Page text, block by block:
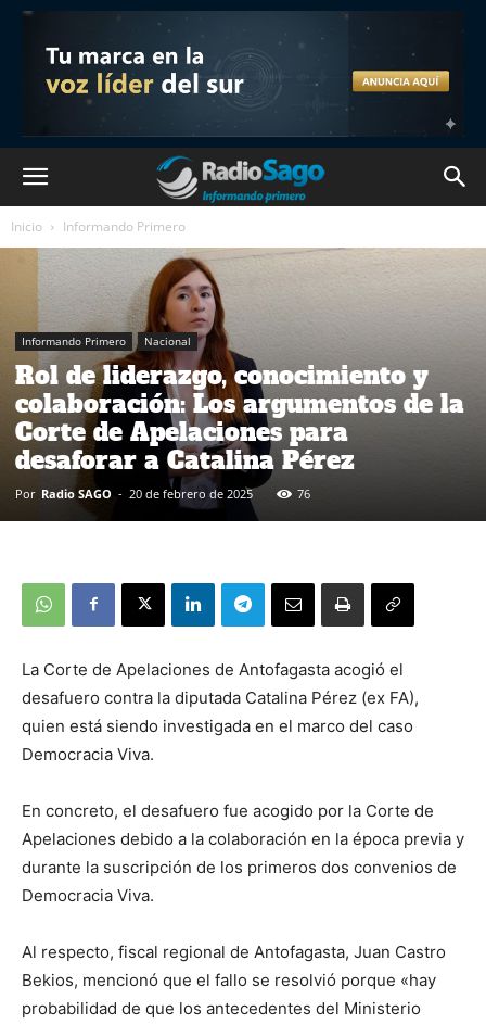
Inicio Informando Primero
Informando Primero Nacional
Rol de liderazgo, conocimiento y
colaboración: Los argumentos de la
Corte de Apelaciones para
desaforar a Catalina Pérez
Por Radio SAGO - 20 de febrero de 2025 76
La Corte de Apelaciones de Antofagasta acogió el
desafuero contra la diputada Catalina Pérez (ex FA),
quien está siendo investigada en el marco del caso
Democracia Viva.
En concreto, el desafuero fue acogido por la Corte de
Apelaciones debido a la colaboración en la época previa y
durante la suscripción de los primeros dos convenios de
Democracia Viva.
Al respecto, fiscal regional de Antofagasta, Juan Castro
Bekios, mencionó que el fallo se resolvió porque «hay
probabilidad de que los antecedentes del Ministerio